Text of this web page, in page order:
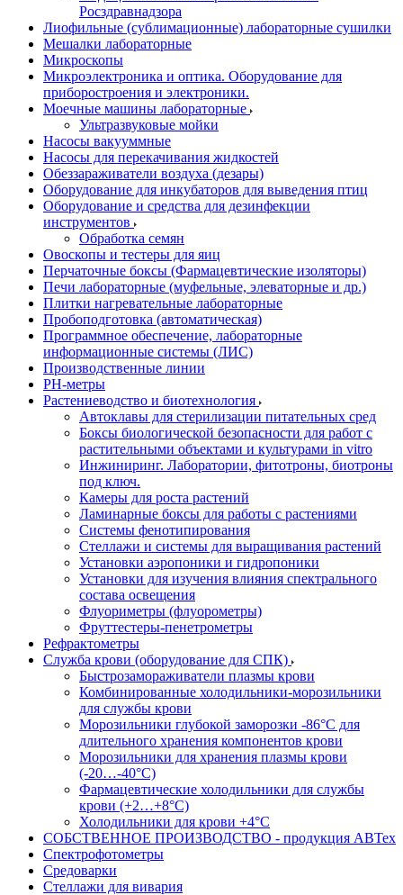
Росздравнадзора
Лиофильные (сублимационные) лабораторные сушилки
Мешалки лабораторные
Микроскопы
Микроэлектроника и оптика. Оборудование для
приборостроения и электроники.
Моечные машины лабораторные
Ультразвуковые мойки
Насосы вакууммные
Насосы для перекачивания жидкостей
Обеззараживатели воздуха (дезары)
Оборудование для инкубаторов для выведения птиц
Оборудование и средства для дезинфекции
инструментов
Обработка семян
Овоскопы и тестеры для яиц
Перчаточные боксы (Фармацевтические изоляторы)
Печи лабораторные (муфельные, элеваторные и др.)
Плитки нагревательные лабораторные
Пробоподготовка (автоматическая)
Программное обеспечение, лабораторные
информационные системы (ЛИС)
Производственные линии
РH-метры
Растениеводство и биотехнология
Автоклавы для стерилизации питательных сред
Боксы биологической безопасности для работ с
растительными объектами и культурами in vitro
Инжиниринг. Лаборатории, фитотроны, биотроны
под ключ.
Камеры для роста растений
Ламинарные боксы для работы с растениями
Системы фенотипирования
Стеллажи и системы для выращивания растений
Установки аэропоники и гидропоники
Установки для изучения влияния спектрального
состава освещения
Флуориметры (флуорометры)
Фруттестеры-пенетрометры
Рефрактометры
Служба крови (оборудование для СПК)
Быстрозамораживатели плазмы крови
Комбинированные холодильники-морозильники
для службы крови
Морозильники глубокой заморозки -86°С для
длительного хранения компонентов крови
Морозильники для хранения плазмы крови
(-20…-40°С)
Фармацевтические холодильники для службы
крови (+2…+8°С)
Холодильники для крови +4°С
СОБСТВЕННОЕ ПРОИЗВОДСТВО - продукция АВТех
Спектрофотометры
Средоварки
Стеллажи для вивария